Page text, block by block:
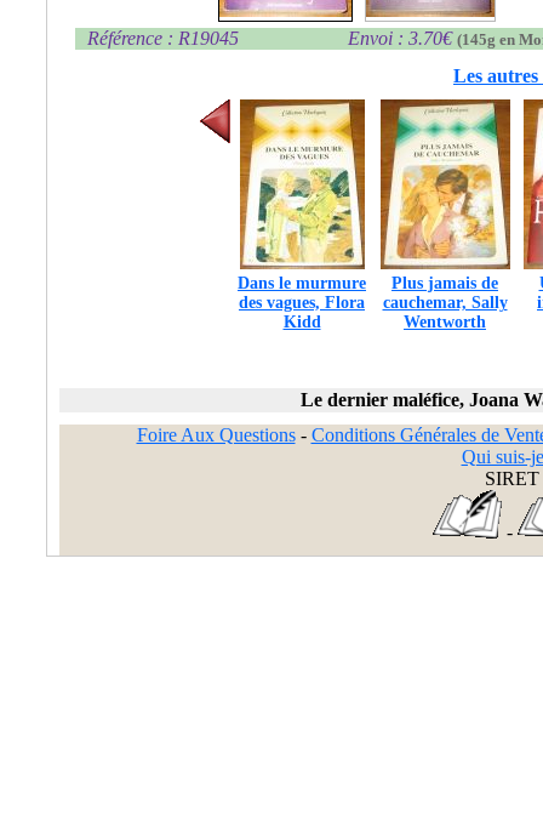
Référence : R19045 Envoi : 3.70€ (145g en
Les autres
Dans le murmure
des vagues, Flora
Kidd
Plus jamais de
cauchemar, Sally
Wentworth
Le dernier maléfice, Joana
Foire Aux Questions- Conditions Générales de
Qui suis-
SIRET
-